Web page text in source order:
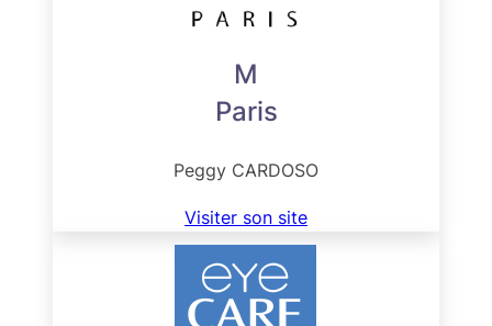
M
Paris
Peggy CARDOSO
Visiter son site